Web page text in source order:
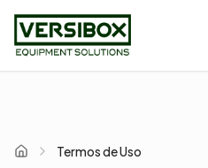
Home Termos de Uso